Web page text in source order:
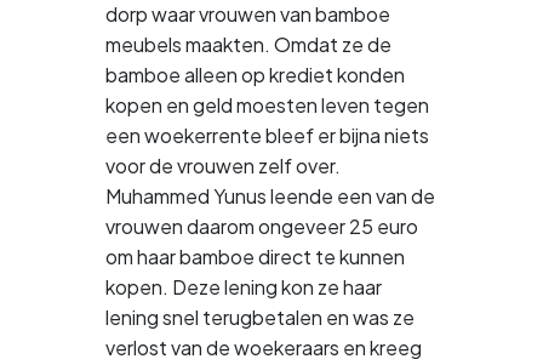
dorp waar vrouwen van bamboe
meubels maakten. Omdat ze de
bamboe alleen op krediet konden
kopen en geld moesten leven tegen
een woekerrente bleef er bijna niets
voor de vrouwen zelf over.
Muhammed Yunus leende een van de
vrouwen daarom ongeveer 25 euro
om haar bamboe direct te kunnen
kopen. Deze lening kon ze haar
lening snel terugbetalen en was ze
verlost van de woekeraars en kreeg